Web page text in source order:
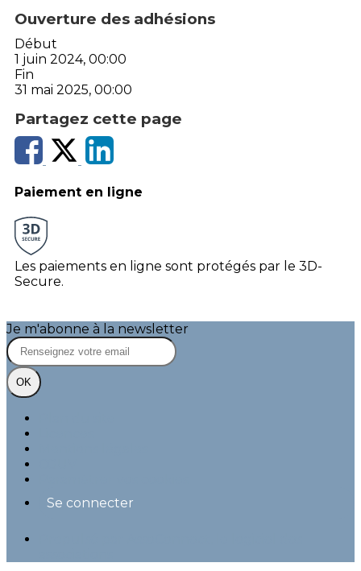
Ouverture des adhésions
Début
1 juin 2024, 00:00
Fin
31 mai 2025, 00:00
Partagez cette page
Paiement en ligne
Les paiements en ligne sont protégés par le 3D-
Secure.
Je m'abonne à la newsletter
OK
Se connecter